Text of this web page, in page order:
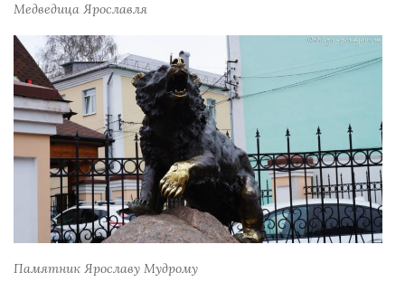
Медведица Ярославля
Памятник Ярославу Мудрому